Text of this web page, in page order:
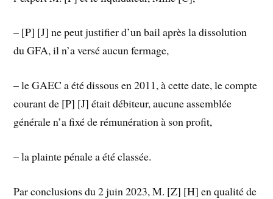
– [P] [J] ne peut justifier d’un bail après la dissolution
du GFA, il n’a versé aucun fermage,
– le GAEC a été dissous en 2011, à cette date, le compte
courant de [P] [J] était débiteur, aucune assemblée
générale n’a fixé de rémunération à son profit,
– la plainte pénale a été classée.
Par conclusions du 2 juin 2023, M. [Z] [H] en qualité de